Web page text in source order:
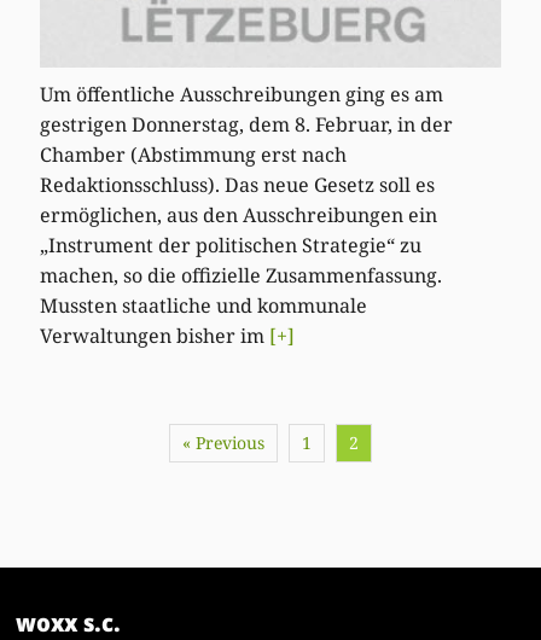
Um öffentliche Ausschreibungen ging es am
gestrigen Donnerstag, dem 8. Februar, in der
Chamber (Abstimmung erst nach
Redaktionsschluss). Das neue Gesetz soll es
ermöglichen, aus den Ausschreibungen ein
„Instrument der politischen Strategie“ zu
machen, so die offizielle Zusammenfassung.
Mussten staatliche und kommunale
Verwaltungen bisher im [+]
« Previous 1 2
woxx s.c.